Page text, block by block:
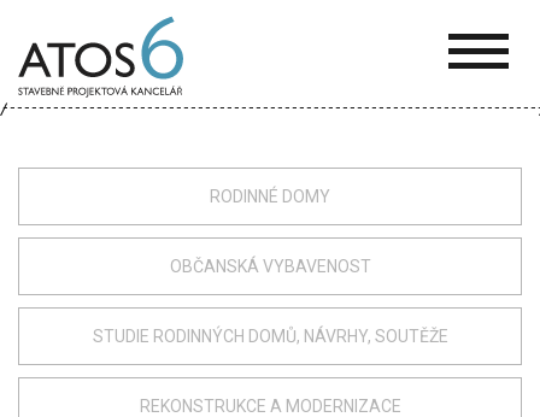
6
RODINNÉ DOMY
OBČANSKÁ VYBAVENOST
STUDIE RODINNÝCH DOMŮ, NÁVRHY, SOUTĚŽE
REKONSTRUKCE A MODERNIZACE